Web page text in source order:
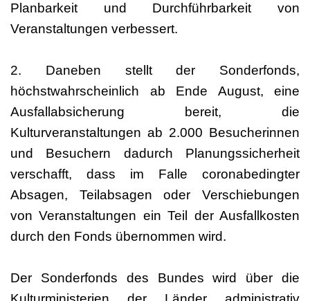
Planbarkeit und Durchführbarkeit von
Veranstaltungen verbessert.
2. Daneben stellt der Sonderfonds,
höchstwahrscheinlich ab Ende August, eine
Ausfallabsicherung bereit, die
Kulturveranstaltungen ab 2.000 Besucherinnen
und Besuchern dadurch Planungssicherheit
verschafft, dass im Falle coronabedingter
Absagen, Teilabsagen oder Verschiebungen
von Veranstaltungen ein Teil der Ausfallkosten
durch den Fonds übernommen wird.
Der Sonderfonds des Bundes wird über die